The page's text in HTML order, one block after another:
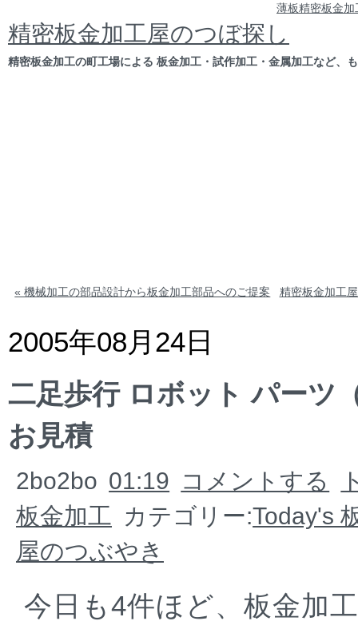
薄板精密板金加
精密板金加工屋のつぼ探し
精密板金加工の町工場による 板金加工・試作加工・金属加工など、
« 機械加工の部品設計から板金加工部品へのご提案 精密板金加工
2005年08月24日
二足歩行 ロボット パーツ
お見積
2bo2bo 01:19 コメントする
板金加工 カテゴリー:Today's
屋のつぶやき
今日も4件ほど、板金加